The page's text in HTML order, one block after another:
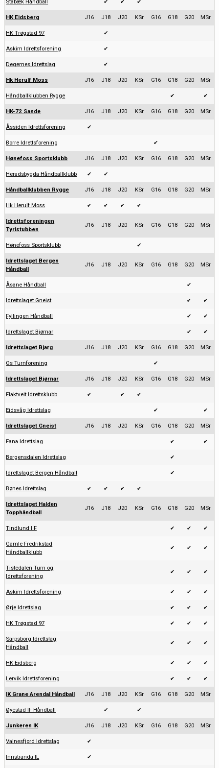
HK Eidsberg J16 J18 J20 KSr G16 G18 G20 MSr
HK Trøgstad 97 ✔
Askim Idrettsforening ✔
Degernes Idrettslag ✔
Hk Herulf Moss J16 J18 J20 KSr G16 G18 G20 MSr
Håndballklubben Rygge ✔ ✔
HK-72 Sande J16 J18 J20 KSr G16 G18 G20 MSr
Åssiden Idrettsforening ✔
Borre Idrettsforening ✔
Hønefoss Sportsklubb J16 J18 J20 KSr G16 G18 G20 MSr
Heradsbygda Håndballklubb ✔ ✔
Håndballklubben Rygge J16 J18 J20 KSr G16 G18 G20 MSr
Hk Herulf Moss ✔ ✔ ✔ ✔
Idrettsforeningen
Tyristubben
J16 J18 J20 KSr G16 G18 G20 MSr
Hønefoss Sportsklubb ✔
Idrettslaget Bergen
Håndball
J16 J18 J20 KSr G16 G18 G20 MSr
Åsane Håndball ✔
Idrettslaget Gneist ✔ ✔
Fyllingen Håndball ✔ ✔
Idrettslaget Bjørnar ✔ ✔
Idrettslaget Bjarg J16 J18 J20 KSr G16 G18 G20 MSr
Os Turnforening ✔
Idrettslaget Bjørnar J16 J18 J20 KSr G16 G18 G20 MSr
Flaktveit Idrettsklubb ✔ ✔ ✔
Eidsvåg Idrettslag ✔ ✔
Idrettslaget Gneist J16 J18 J20 KSr G16 G18 G20 MSr
Fana Idrettslag ✔ ✔
Bergensdalen Idrettslag ✔
Idrettslaget Bergen Håndball ✔
Bønes Idrettslag ✔ ✔ ✔ ✔
Idrettslaget Halden
Topphåndball
J16 J18 J20 KSr G16 G18 G20 MSr
Tindlund I F ✔ ✔ ✔
Gamle Fredrikstad
Håndballklubb
✔ ✔ ✔
Tistedalen Turn og
Idrettsforening
✔ ✔ ✔
Askim Idrettsforening ✔ ✔ ✔
Ørje Idrettslag ✔ ✔ ✔
HK Trøgstad 97 ✔ ✔ ✔
Sarpsborg Idrettslag
Håndball
✔ ✔ ✔
HK Eidsberg ✔ ✔ ✔
Lervik Idrettsforening ✔ ✔ ✔
IK Grane Arendal Håndball J16 J18 J20 KSr G16 G18 G20 MSr
Øyestad IF Håndball ✔ ✔
Junkeren IK J16 J18 J20 KSr G16 G18 G20 MSr
Valnesfjord Idrettslag ✔
Innstranda IL ✔